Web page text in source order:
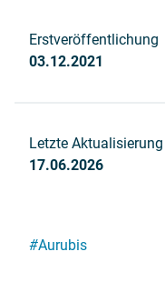
Erstveröffentlichung
03.12.2021
Letzte Aktualisierung
17.06.2026
#Aurubis